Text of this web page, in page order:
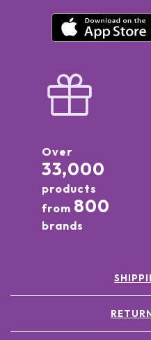
Over
33,000
products
from 800
brands